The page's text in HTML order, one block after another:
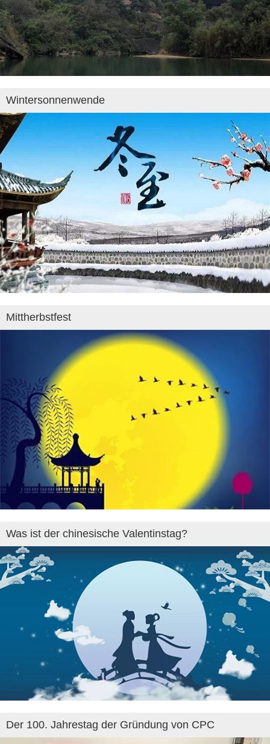
Wintersonnenwende
Mittherbstfest
Was ist der chinesische Valentinstag?
Der 100. Jahrestag der Gründung von CPC